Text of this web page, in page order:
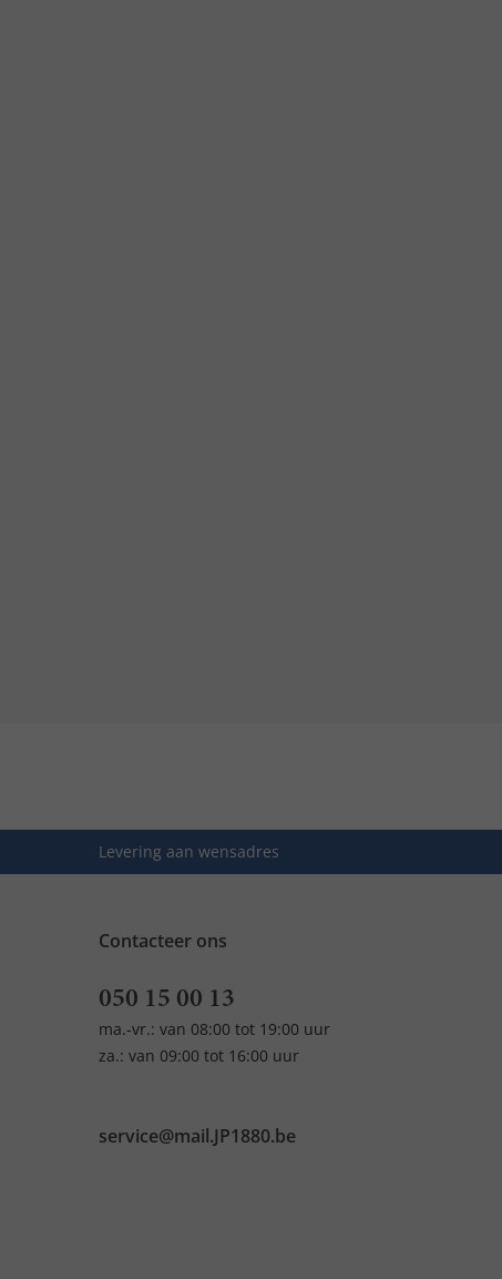
Levering aan wensadres
Contacteer ons
050 15 00 13
ma.-vr.: van 08:00 tot 19:00 uur
za.: van 09:00 tot 16:00 uur
service@mail.JP1880.be